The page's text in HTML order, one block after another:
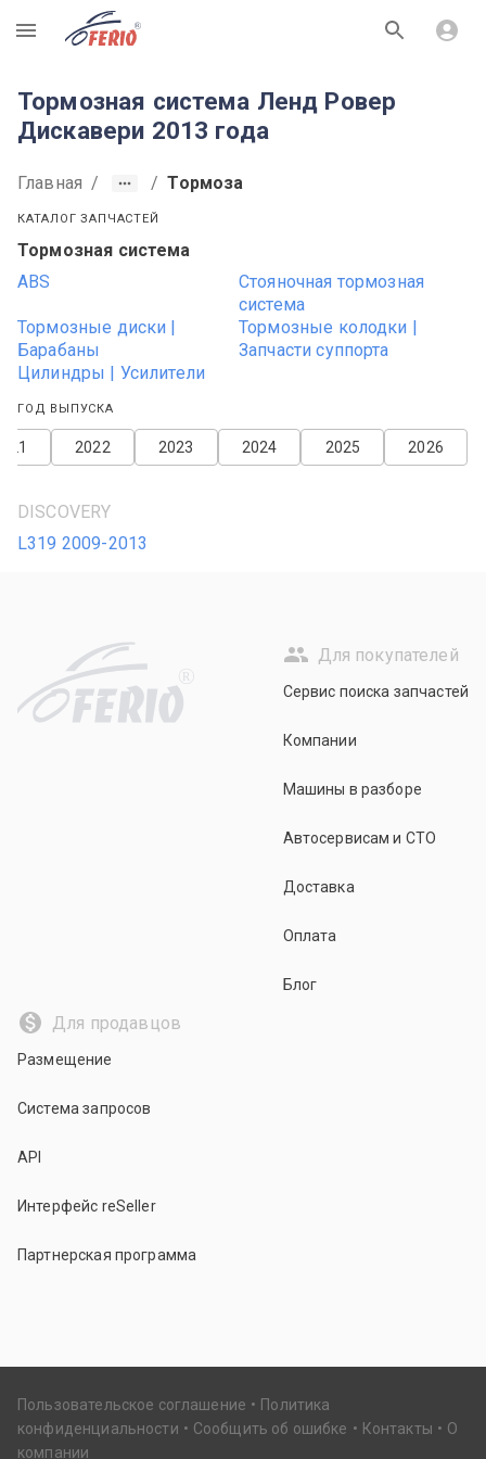
R
Тормозная система Ленд Ровер
Дискавери 2013 года
Главная / / Тормоза
КАТАЛОГ ЗАПЧАСТЕЙ
Тормозная система
ABS
Стояночная тормозная
система
Тормозные диски |
Барабаны
Тормозные колодки |
Запчасти суппорта
Цилиндры | Усилители
ГОД ВЫПУСКА
2026
2025
2024
2023
2022
DISCOVERY
L319 2009-2013
R
Для покупателей
Сервис поиска запчастей
Компании
Машины в разборе
Автосервисам и СТО
Доставка
Оплата
Блог
Для продавцов
Размещение
Система запросов
API
Интерфейс reSeller
Партнерская программа
Пользовательское соглашение
Политика
конфиденциальности
Сообщить об ошибке Контакты
О
компании